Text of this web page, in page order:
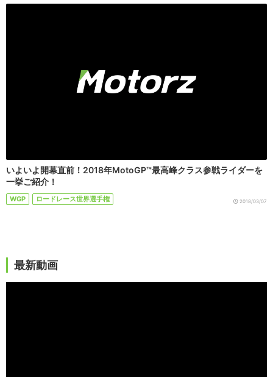
いよいよ開幕直前！2018年MotoGP™最高峰クラス参戦ライダーを
一挙ご紹介！
WGP ロードレース世界選手権 2018/03/07
最新動画